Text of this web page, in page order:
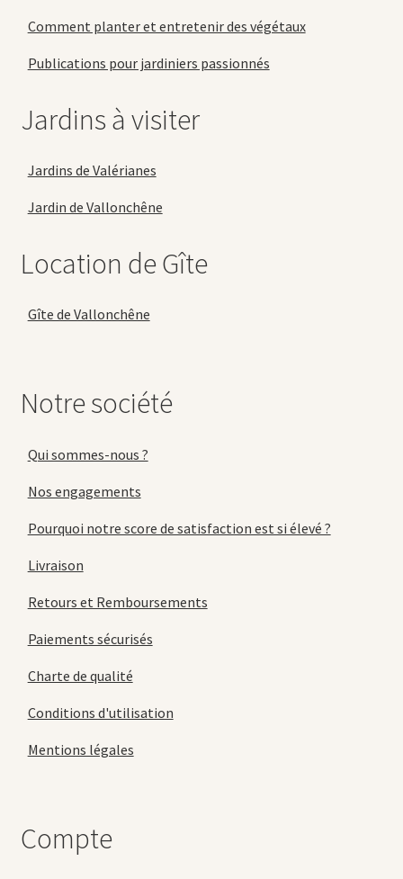
Comment planter et entretenir des végétaux
Publications pour jardiniers passionnés
Jardins à visiter
Jardins de Valérianes
Jardin de Vallonchêne
Location de Gîte
Gîte de Vallonchêne
Notre société
Qui sommes-nous ?
Nos engagements
Pourquoi notre score de satisfaction est si élevé ?
Livraison
Retours et Remboursements
Paiements sécurisés
Charte de qualité
Conditions d'utilisation
Mentions légales
Compte